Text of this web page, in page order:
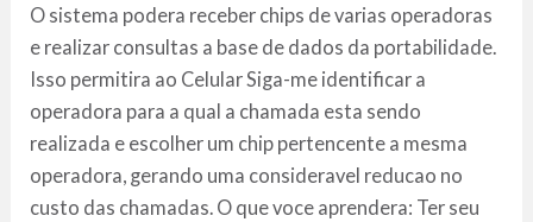
O sistema podera receber chips de varias operadoras
e realizar consultas a base de dados da portabilidade.
Isso permitira ao Celular Siga-me identificar a
operadora para a qual a chamada esta sendo
realizada e escolher um chip pertencente a mesma
operadora, gerando uma consideravel reducao no
custo das chamadas. O que voce aprendera: Ter seu